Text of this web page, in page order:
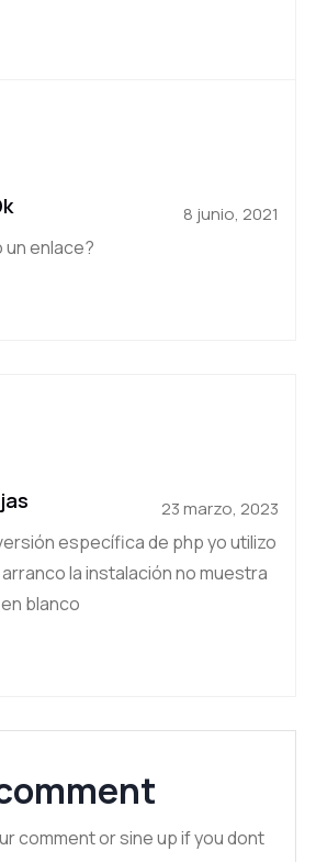
8 junio, 2021
un enlace?
23 marzo, 2023
específica de php yo utilizo
la instalación no muestra
blanco
comment or sine up if you dont